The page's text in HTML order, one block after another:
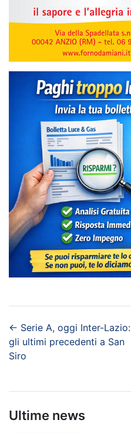
← Serie A, oggi Inter-Lazio:
gli ultimi precedenti a San
Siro
Ultime news